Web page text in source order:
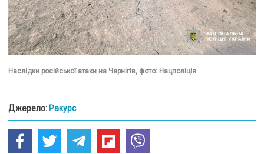
Наслідки російської атаки на Чернігів, фото: Нацполіція
Джерело: Ракурс